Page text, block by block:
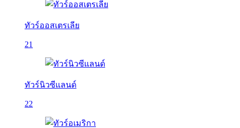
ทัวร์ออสเตรเลีย
21
ทัวร์นิวซีแลนด์
22